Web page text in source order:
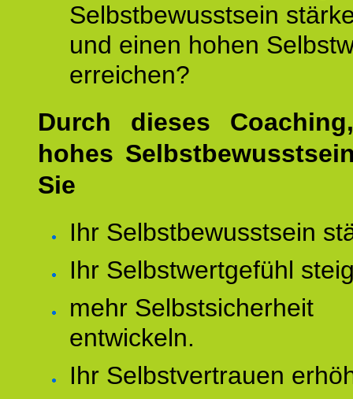
Selbstbewusstsein
und einen hohen
erreichen?
Durch dieses
hohes
Sie
Ihr Selbstbewusstsein
Ihr Selbstwertgefühl
mehr Selbstsicherheit
entwickeln.
Ihr Selbstvertrauen